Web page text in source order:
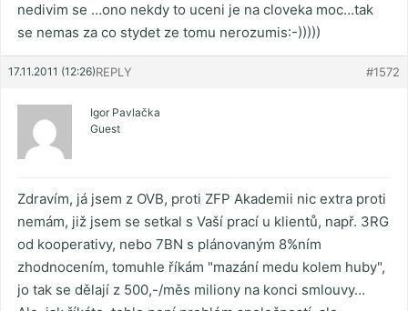
nedivim se …ono nekdy to uceni je na cloveka moc…tak
se nemas za co stydet ze tomu nerozumis:-)))))
17.11.2011 (12:26) #1572
REPLY
Igor Pavlačka
Guest
Zdravím, já jsem z OVB, proti ZFP Akademii nic extra proti
nemám, již jsem se setkal s Vaší prací u klientů, např. 3RG
od kooperativy, nebo 7BN s plánovaným 8%ním
zhodnocením, tomuhle říkám "mazání medu kolem huby",
jo tak se dělají z 500,-/měs miliony na konci smlouvy…